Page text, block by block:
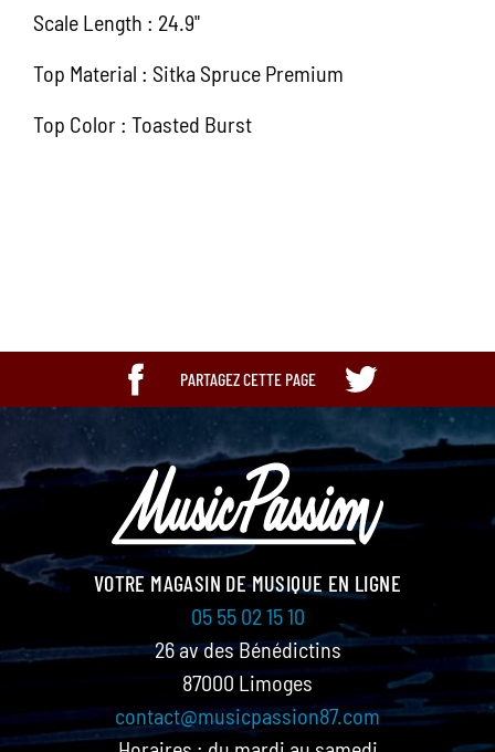
Scale Length : 24.9"
Top Material : Sitka Spruce Premium
Top Color : Toasted Burst
PARTAGEZ CETTE PAGE
VOTRE MAGASIN DE MUSIQUE EN LIGNE
05 55 02 15 10
26 av des Bénédictins
87000 Limoges
contact@musicpassion87.com